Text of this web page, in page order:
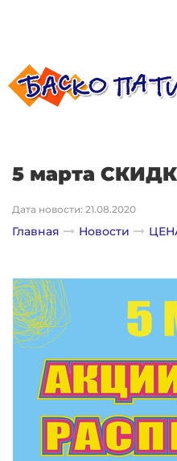
5 марта
Дата новости: 21.08.2020
Главная Новости